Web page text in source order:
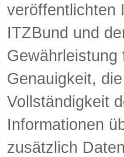
veröffentlichten
ITZBund und
Genauigkeit,
Vollständigkeit
Informationen
zusätzlich